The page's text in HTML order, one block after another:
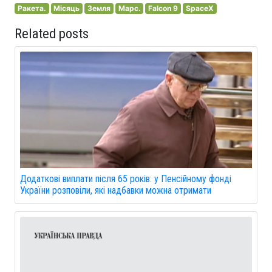
Ракета. Місяць Земля Марс. Falcon 9 SpaceX
Related posts
Додаткові виплати після 65 років: у Пенсійному фонді
України розповіли, які надбавки можна отримати